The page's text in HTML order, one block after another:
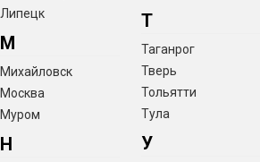
Липецк
М
Михайловск
Москва
Муром
Н
Т
Таганрог
Тверь
Тольятти
Тула
У